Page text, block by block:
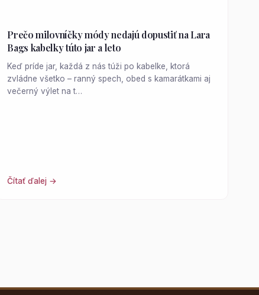
Prečo milovníčky módy nedajú dopustiť na Lara
Bags kabelky túto jar a leto
Keď príde jar, každá z nás túži po kabelke, ktorá
zvládne všetko – ranný spech, obed s kamarátkami aj
večerný výlet na t…
Čítať ďalej →